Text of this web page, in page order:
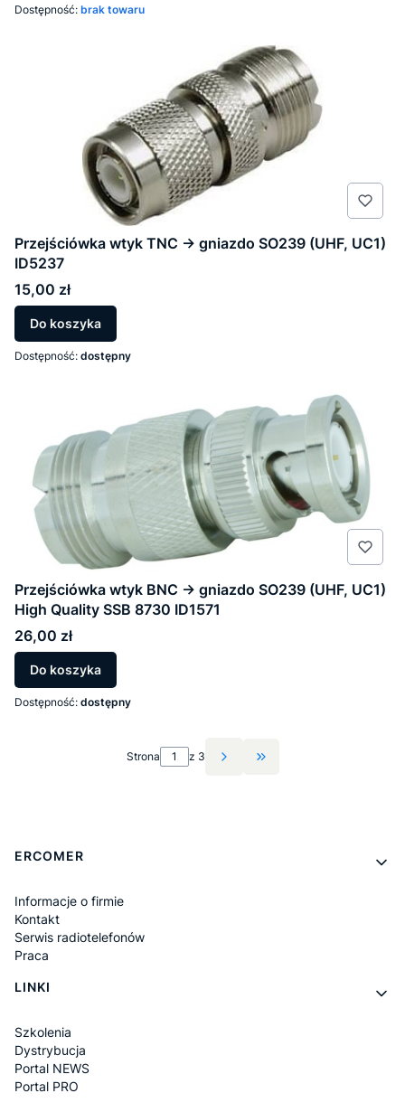
Dostępność: brak towaru
Przejściówka wtyk TNC -> gniazdo SO239 (UHF, UC1)
ID5237
Cena
15,00 zł
Do koszyka
Dostępność: dostępny
Przejściówka wtyk BNC -> gniazdo SO239 (UHF, UC1)
High Quality SSB 8730 ID1571
Cena
26,00 zł
Do koszyka
Dostępność: dostępny
Strona z 3 Przejdź do ostatniej
Linki w stopce
ERCOMER
Informacje o firmie
Kontakt
Serwis radiotelefonów
Praca
LINKI
Szkolenia
Dystrybucja
Portal NEWS
Portal PRO